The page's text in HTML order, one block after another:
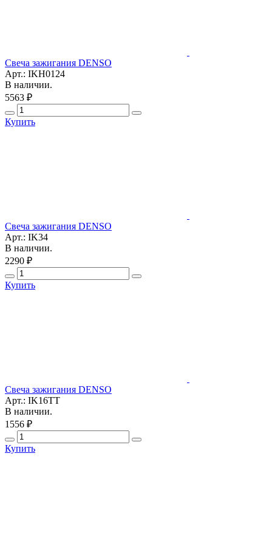
Свеча зажигания DENSO
Арт.: IKH0124
В наличии.
5563 ₽
Купить
Свеча зажигания DENSO
Арт.: IK34
В наличии.
2290 ₽
Купить
Свеча зажигания DENSO
Арт.: IK16TT
В наличии.
1556 ₽
Купить